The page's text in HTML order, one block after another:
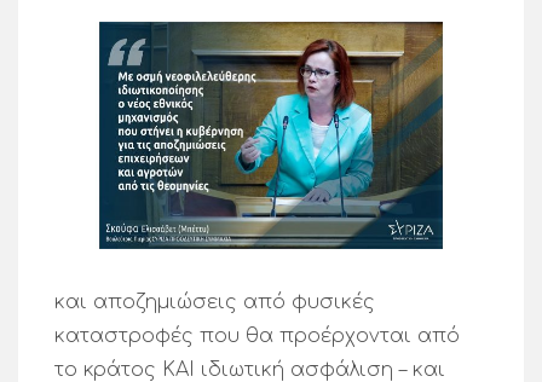
και αποζημιώσεις από φυσικές
καταστροφές που θα προέρχονται από
το κράτος ΚΑΙ ιδιωτική ασφάλιση – και